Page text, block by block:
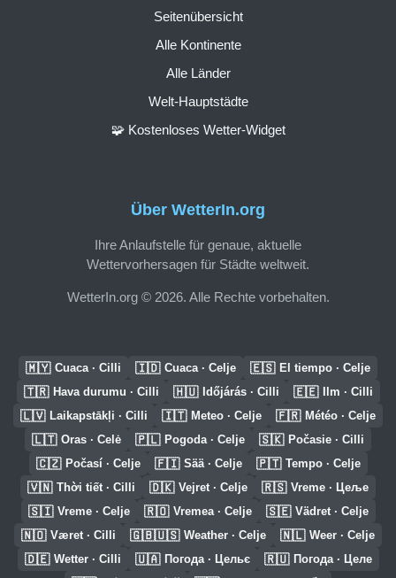
Über WetterIn.org
Ihre Anlaufstelle für genaue, aktuelle
Wettervorhersagen für Städte weltweit.
WetterIn.org © 2026. Alle Rechte vorbehalten.
Seitenübersicht
Alle Kontinente
Alle Länder
Welt-Hauptstädte
🧩 Kostenloses Wetter-Widget
🇲🇾 Cuaca · Cilli 🇮🇩 Cuaca · Celje 🇪🇸 El tiempo · Celje
🇹🇷 Hava durumu · Cilli 🇭🇺 Időjárás · Cilli 🇪🇪 Ilm · Cilli
🇱🇻 Laikapstākļi · Cilli 🇮🇹 Meteo · Celje 🇫🇷 Météo · Celje
🇱🇹 Oras · Celė 🇵🇱 Pogoda · Celje 🇸🇰 Počasie · Cilli
🇨🇿 Počasí · Celje 🇫🇮 Sää · Celje 🇵🇹 Tempo · Celje
🇻🇳 Thời tiết · Cilli 🇩🇰 Vejret · Celje 🇷🇸 Vreme · Цеље
🇸🇮 Vreme · Celje 🇷🇴 Vremea · Celje 🇸🇪 Vädret · Celje
🇳🇴 Været · Cilli 🇬🇧🇺🇸 Weather · Celje 🇳🇱 Weer · Celje
🇩🇪 Wetter · Cilli 🇺🇦 Погода · Цельє 🇷🇺 Погода · Целе